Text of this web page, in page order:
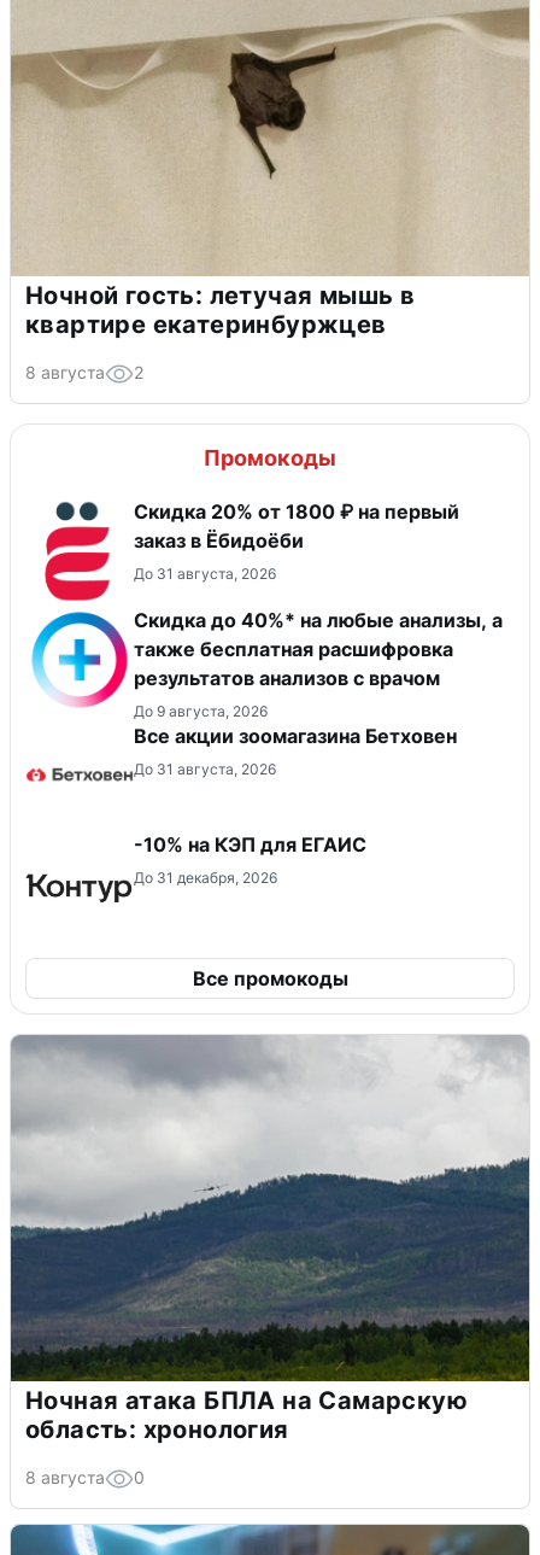
Ночной гость: летучая мышь в
квартире екатеринбуржцев
8 августа 2
Промокоды
Скидка 20% от 1800 ₽ на первый
заказ в Ёбидоёби
До 31 августа, 2026
Скидка до 40%* на любые анализы, а
также бесплатная расшифровка
результатов анализов с врачом
До 9 августа, 2026
Все акции зоомагазина Бетховен
До 31 августа, 2026
-10% на КЭП для ЕГАИС
До 31 декабря, 2026
Все промокоды
Ночная атака БПЛА на Самарскую
область: хронология
8 августа 0